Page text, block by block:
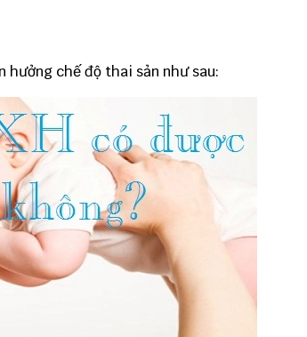
hưởng chế độ thai sản như sau: